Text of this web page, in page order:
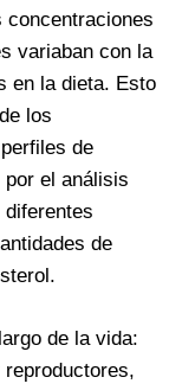
concentraciones
variaban con la
en la dieta. Esto
los
de
el análisis
de
de la vida: